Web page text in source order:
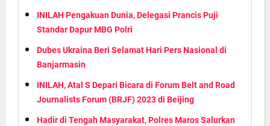
INILAH Pengakuan Dunia, Delegasi Prancis Puji
Standar Dapur MBG Polri
Dubes Ukraina Beri Selamat Hari Pers Nasional di
Banjarmasin
INILAH, Atal S Depari Bicara di Forum Belt and Road
Journalists Forum (BRJF) 2023 di Beijing
Hadir di Tengah Masyarakat, Polres Maros Salurkan